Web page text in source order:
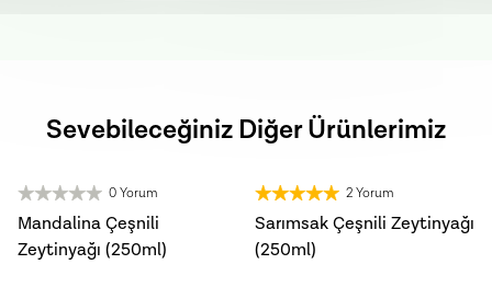
Sevebileceğiniz Diğer Ürünlerimiz
YENİ HASAT 0 Yorum
Mandalina Çeşnili
Zeytinyağı (250ml)
YENİ HASAT 2 Yorum
Sarımsak Çeşnili Zeytinyağı
(250ml)